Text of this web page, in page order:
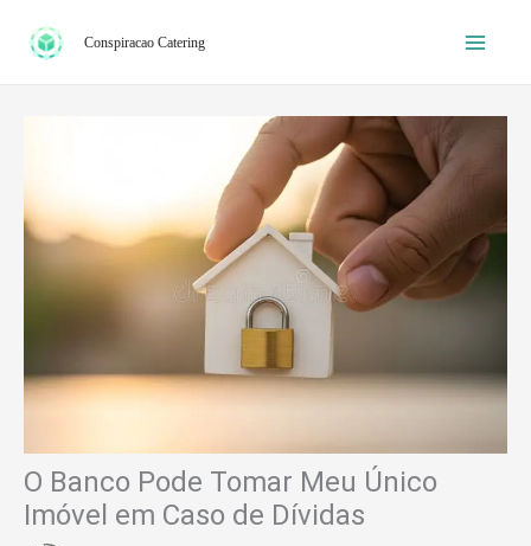
para
Conspiracao Catering
O Banco Pode Tomar Meu Único
Imóvel em Caso de Dívidas